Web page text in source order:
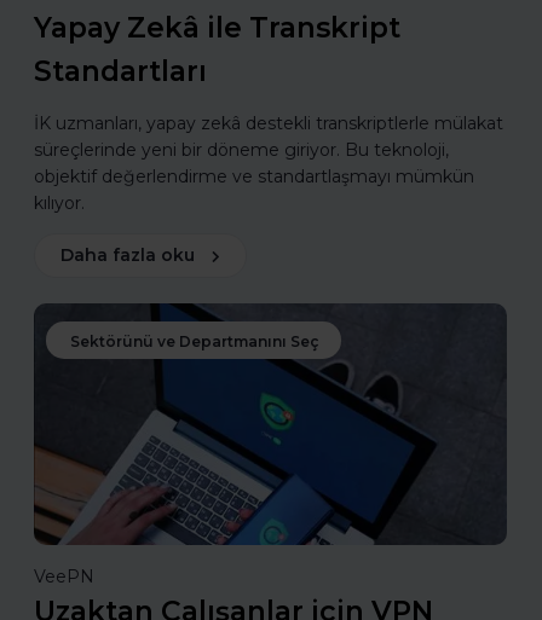
Yapay Zekâ ile Transkript
Standartları
İK uzmanları, yapay zekâ destekli transkriptlerle mülakat
süreçlerinde yeni bir döneme giriyor. Bu teknoloji,
objektif değerlendirme ve standartlaşmayı mümkün
kılıyor.
Daha fazla oku
Sektörünü ve Departmanını Seç
VeePN
Uzaktan Çalışanlar için VPN